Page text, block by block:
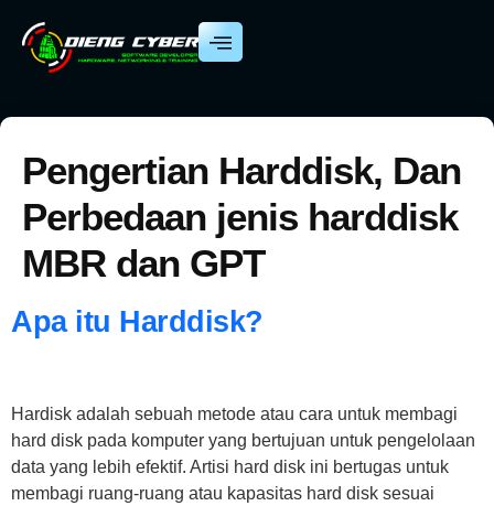
Pengertian Harddisk, Dan
Perbedaan jenis harddisk
MBR dan GPT
Apa itu Harddisk?
Hardisk adalah sebuah metode atau cara untuk membagi
hard disk pada komputer yang bertujuan untuk pengelolaan
data yang lebih efektif. Artisi hard disk ini bertugas untuk
membagi ruang-ruang atau kapasitas hard disk sesuai